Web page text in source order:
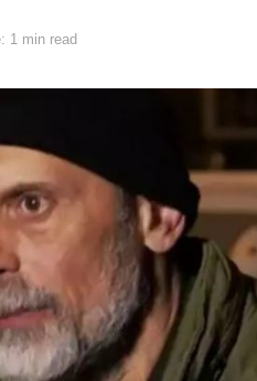
1 min read